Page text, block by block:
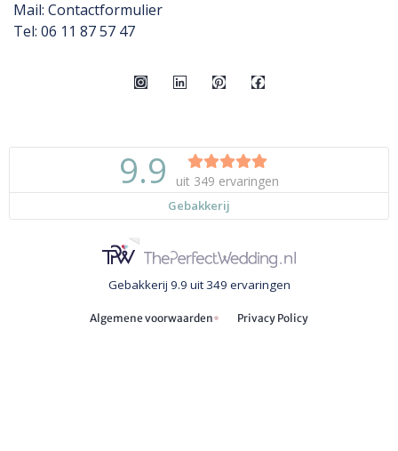
Mail: Contactformulier
Tel: 06 11 87 57 47
Gebakkerij 9.9 uit 349 ervaringen
Algemene voorwaarden Privacy Policy